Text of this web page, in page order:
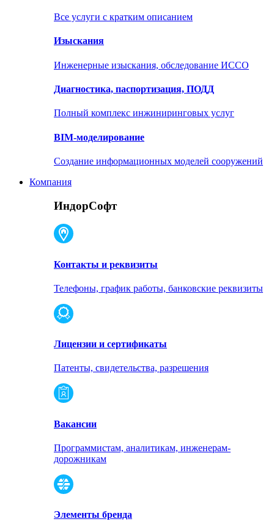
Все услуги с кратким описанием
Изыскания
Инженерные изыскания, обследование ИССО
Диагностика, паспортизация, ПОДД
Полный комплекс инжиниринговых услуг
BIM-моделирование
Создание информационных моделей сооружений
Компания
ИндорСофт
Контакты и реквизиты
Телефоны, график работы, банковские реквизиты
Лицензии и сертификаты
Патенты, свидетельства, разрешения
Вакансии
Программистам, аналитикам, инженерам-
дорожникам
Элементы бренда